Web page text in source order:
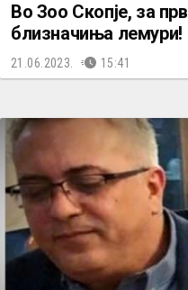
Во Зоо Скопје, за
близначиња лемури!
21.06.2023. 15:41